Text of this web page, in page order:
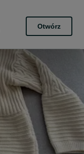
Otwórz